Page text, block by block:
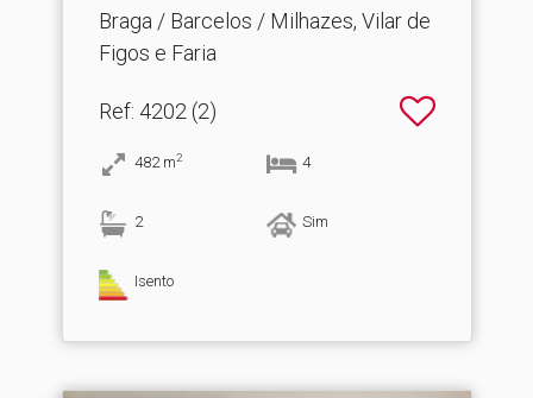
Braga / Barcelos / Milhazes, Vilar de
Figos e Faria
Ref: 4202 (2)
482 m2 4
2 Sim
Isento